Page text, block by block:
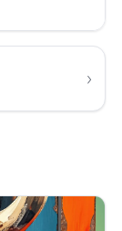
›